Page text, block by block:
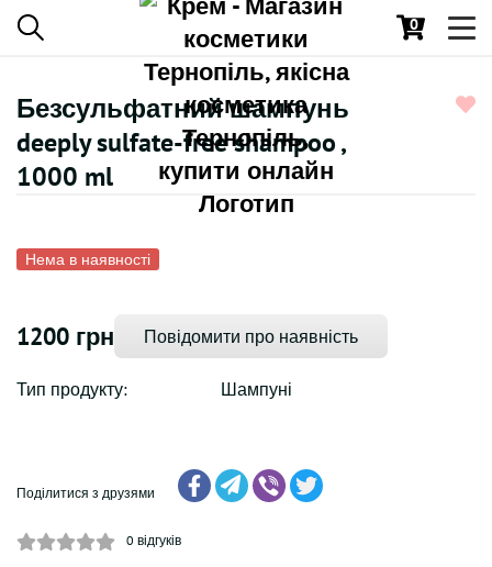
0
Безсульфатний шампунь
deeply sulfate-free shampoo ,
1000 ml
Нема в наявності
1200 грн Повідомити про наявність
Тип продукту: Шампуні
Поділитися з друзями
0 відгуків